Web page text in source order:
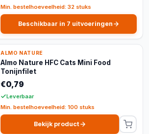
Min. bestelhoeveelheid: 32 stuks
Beschikbaar in 7 uitvoeringen
ALMO NATURE
Almo Nature HFC Cats Mini Food
Tonijnfilet
€0,79
Leverbaar
Min. bestelhoeveelheid: 100 stuks
Bekijk product